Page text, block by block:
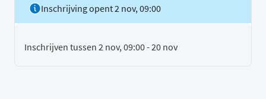
Inschrijving opent 2 nov, 09:00
Inschrijven tussen 2 nov, 09:00 - 20 nov